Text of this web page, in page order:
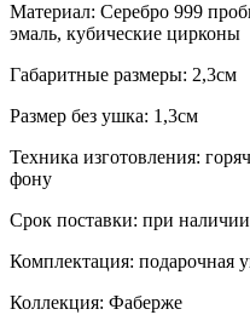
Материал: Серебро 999
эмаль, кубические цирконы
Габаритные размеры: 2,3см
Размер без ушка: 1,3см
Техника изготовления:
фону
Срок поставки: при наличии
Комплектация: подарочная
Коллекция: Фаберже